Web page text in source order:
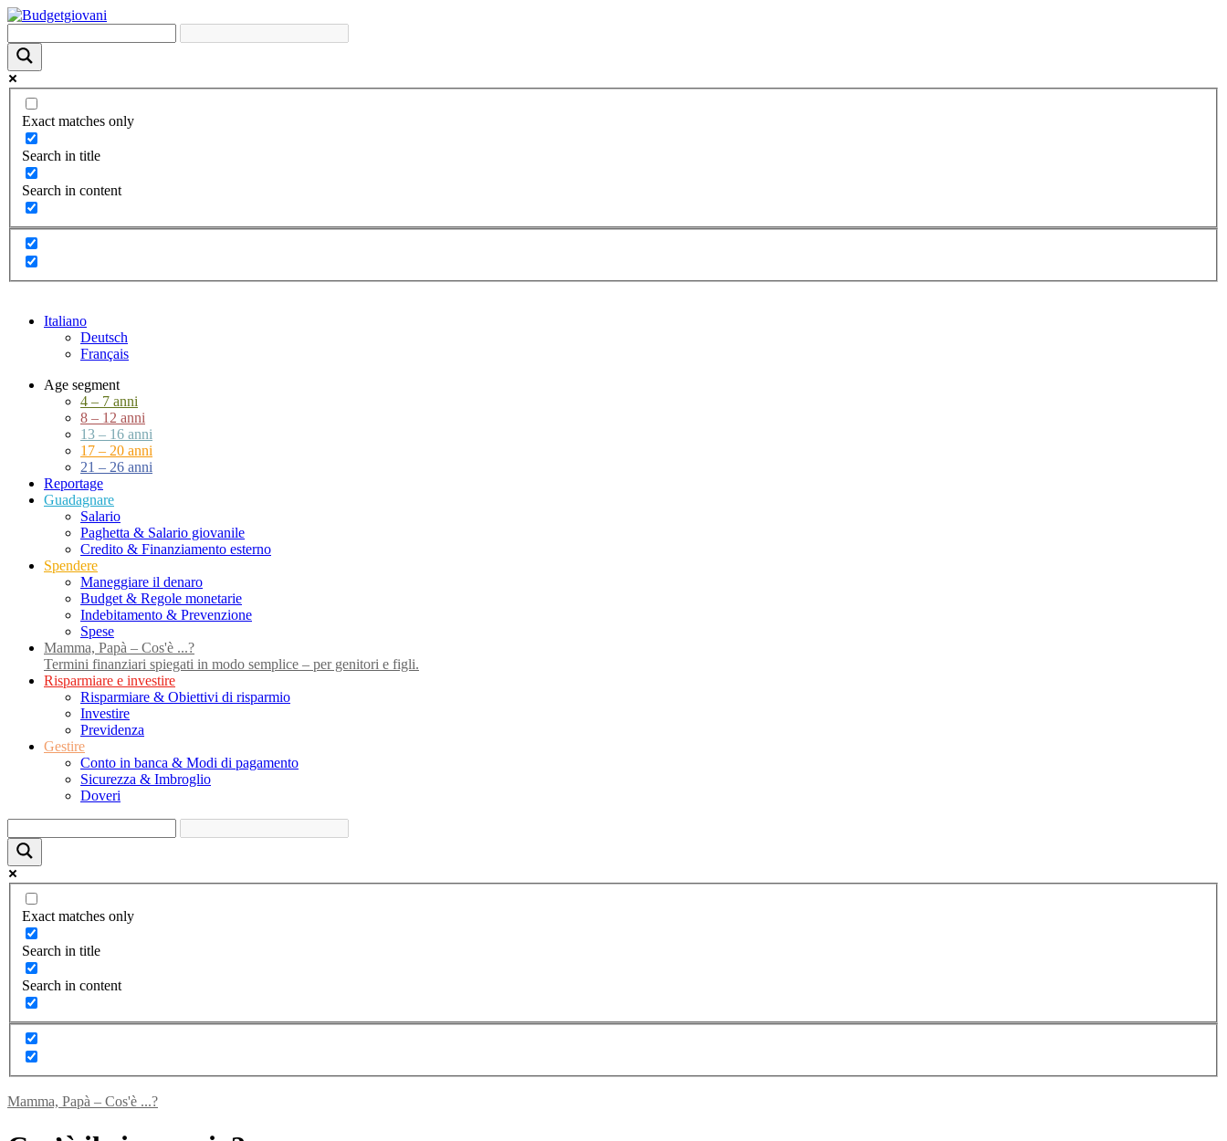
Exact matches only
Search in title
Search in content
Italiano
Deutsch
Français
Age segment
4 – 7 anni
8 – 12 anni
13 – 16 anni
17 – 20 anni
21 – 26 anni
Reportage
Guadagnare
Salario
Paghetta & Salario giovanile
Credito & Finanziamento esterno
Spendere
Maneggiare il denaro
Budget & Regole monetarie
Indebitamento & Prevenzione
Spese
Mamma, Papà – Cos'è ...?
Termini finanziari spiegati in modo semplice – per genitori e figli.
Risparmiare e investire
Risparmiare & Obiettivi di risparmio
Investire
Previdenza
Gestire
Conto in banca & Modi di pagamento
Sicurezza & Imbroglio
Doveri
Exact matches only
Search in title
Search in content
Mamma, Papà – Cos'è ...?